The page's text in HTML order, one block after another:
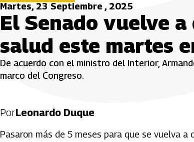
Martes, 23 Septiembre , 2025
El Senado vuelve
salud este martes
De acuerdo con el ministro del Interior,
marco del Congreso.
PorLeonardo Duque
Pasaron más de 5 meses para que se vuelva